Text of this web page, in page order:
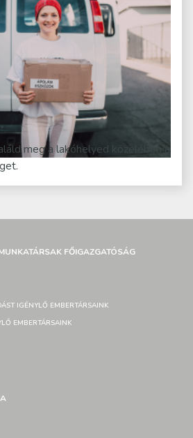
meg a lakóhelyed közelében a
FŐIGAZGATÓSÁG
IGÉNYLŐ EMBERTÁRSAINK
EMBERTÁRSAINK